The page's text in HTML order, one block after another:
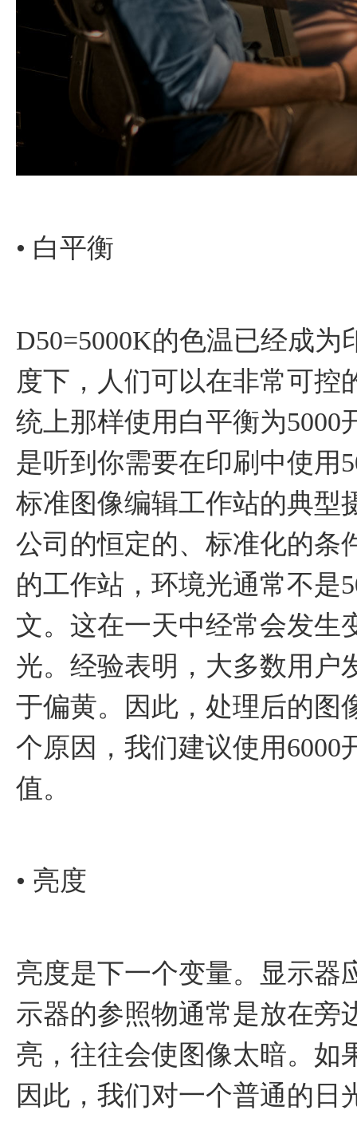
• 白平衡
D50=5000K的色温已经成
度下，人们可以在非常可控
统上那样使用白平衡为
是听到你需要在印刷中使用
标准图像编辑工作站的典型
公司的恒定的、标准化的条
的工作站，环境光通常不是
文。这在一天中经常会发生
光。经验表明，大多数用户
于偏黄。因此，处理后的图
个原因，我们建议使用
值。
• 亮度
亮度是下一个变量。显示器
示器的参照物通常是放在旁
亮，往往会使图像太暗。如
因此，我们对一个普通的日